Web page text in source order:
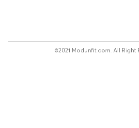
©2021 Modunfit.com. All Right